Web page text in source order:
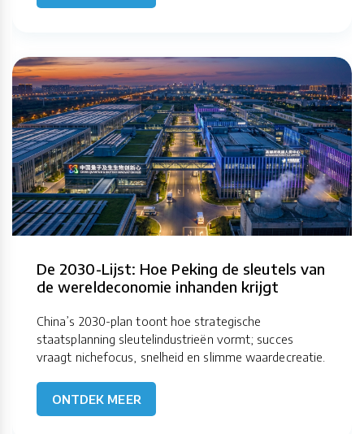
De 2030-Lijst: Hoe Peking de sleutels van
de wereldeconomie inhanden krijgt
China’s 2030-plan toont hoe strategische
staatsplanning sleutelindustrieën vormt; succes
vraagt nichefocus, snelheid en slimme waardecreatie.
ONTDEK MEER